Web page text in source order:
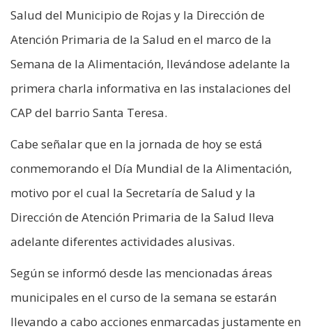
Salud del Municipio de Rojas y la Dirección de
Atención Primaria de la Salud en el marco de la
Semana de la Alimentación, llevándose adelante la
primera charla informativa en las instalaciones del
CAP del barrio Santa Teresa.
Cabe señalar que en la jornada de hoy se está
conmemorando el Día Mundial de la Alimentación,
motivo por el cual la Secretaría de Salud y la
Dirección de Atención Primaria de la Salud lleva
adelante diferentes actividades alusivas.
Según se informó desde las mencionadas áreas
municipales en el curso de la semana se estarán
llevando a cabo acciones enmarcadas justamente en